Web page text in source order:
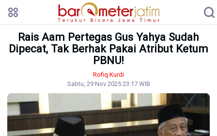
Rais Aam Pertegas Gus Yahya Sudah
Dipecat, Tak Berhak Pakai Atribut Ketum
PBNU!
Rofiq Kurdi
Sabtu, 29 Nov 2025 23:17 WIB